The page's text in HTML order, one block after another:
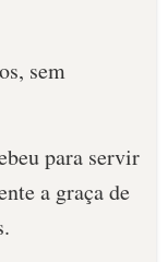
sem
para servir
a graça de